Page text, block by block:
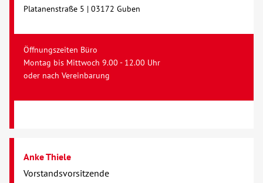
Platanenstraße 5 | 03172 Guben
Öffnungszeiten Büro
Montag bis Mittwoch 9.00 - 12.00 Uhr
oder nach Vereinbarung
Anke Thiele
Vorstandsvorsitzende